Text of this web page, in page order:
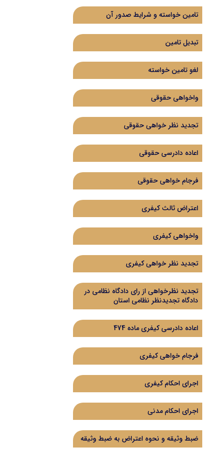
تامین خواسته و شرایط صدور آن
تبدیل تامین
لغو تامین خواسته
واخواهی حقوقی
تجدید نظر خواهی حقوقی
اعاده دادرسی حقوقی
فرجام خواهی حقوقی
اعتراض ثالث کیفری
واخواهی کیفری
تجدید نظر خواهی کیفری
تجدید نظرخواهی از رای دادگاه‌ نظامی در
دادگاه تجدیدنظر نظامی استان
اعاده دادرسی کیفری ماده 474
فرجام خواهی کیفری
اجرای احکام کیفری
اجرای احکام مدنی
ضبط وثیقه و نحوه اعتراض به ضبط وثیقه